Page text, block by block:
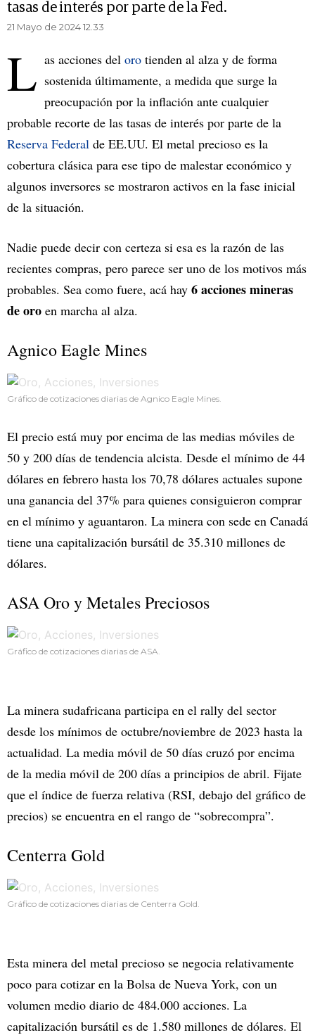
tasas de interés por parte de la Fed.
21 Mayo de 2024 12.33
L as acciones del oro tienden al alza y de forma
sostenida últimamente, a medida que surge la
preocupación por la inflación ante cualquier
probable recorte de las tasas de interés por parte de la
Reserva Federal de EE.UU. El metal precioso es la
cobertura clásica para ese tipo de malestar económico y
algunos inversores se mostraron activos en la fase inicial
de la situación.
Nadie puede decir con certeza si esa es la razón de las
recientes compras, pero parece ser uno de los motivos más
probables. Sea como fuere, acá hay 6 acciones mineras
de oro en marcha al alza.
Agnico Eagle Mines
Gráfico de cotizaciones diarias de Agnico Eagle Mines.
El precio está muy por encima de las medias móviles de
50 y 200 días de tendencia alcista. Desde el mínimo de 44
dólares en febrero hasta los 70,78 dólares actuales supone
una ganancia del 37% para quienes consiguieron comprar
en el mínimo y aguantaron. La minera con sede en Canadá
tiene una capitalización bursátil de 35.310 millones de
dólares.
ASA Oro y Metales Preciosos
Gráfico de cotizaciones diarias de ASA.
La minera sudafricana participa en el rally del sector
desde los mínimos de octubre/noviembre de 2023 hasta la
actualidad. La media móvil de 50 días cruzó por encima
de la media móvil de 200 días a principios de abril. Fijate
que el índice de fuerza relativa (RSI, debajo del gráfico de
precios) se encuentra en el rango de “sobrecompra”.
Centerra Gold
Gráfico de cotizaciones diarias de Centerra Gold.
Esta minera del metal precioso se negocia relativamente
poco para cotizar en la Bolsa de Nueva York, con un
volumen medio diario de 484.000 acciones. La
capitalización bursátil es de 1.580 millones de dólares. El